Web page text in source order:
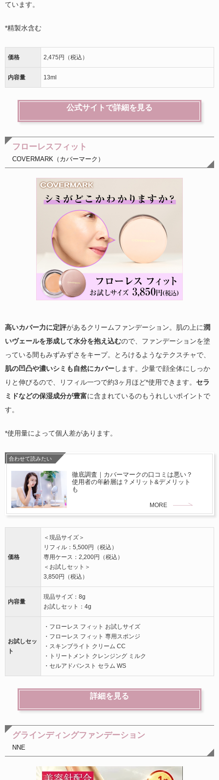
ています。
*精製水含む
価格 2,475円（税込）
内容量 13ml
公式サイトで詳細を見る
フローレスフィット
COVERMARK（カバーマーク）
高いカバー力に定評があるクリームファンデーション。肌の上に潤
いヴェールを形成して水分を抱え込むので、ファンデーションを塗
っている間もみずみずさをキープ。とろけるようなテクスチャで、
肌の凹凸や濃いシミも自然にカバーします。少量で顔全体にしっか
りと伸びるので、リフィル一つで約3ヶ月ほど*使用できます。 セラ
ミドなどの保湿成分が豊富に含まれているのもうれしいポイントで
す。
*使用量によって個人差があります。
合わせて読みたい
徹底調査｜カバーマークの口コミは悪い？
使用者の年齢層は？メリット&デメリット
も
MORE
価格
＜現品サイズ＞
リフィル：5,500円（税込）
専用ケース：2,200円（税込）
＜お試しセット＞
3,850円（税込）
内容量
現品サイズ：8g
お試しセット：4g
お試しセッ
ト
・フローレス フィット お試しサイズ
・フローレス フィット 専用スポンジ
・スキンブライト クリーム CC
・トリートメント クレンジング ミルク
・セルアドバンスト セラム WS
詳細を見る
グラインディングファンデーション
NNE